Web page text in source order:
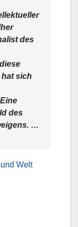
des
sich
des
…
Welt